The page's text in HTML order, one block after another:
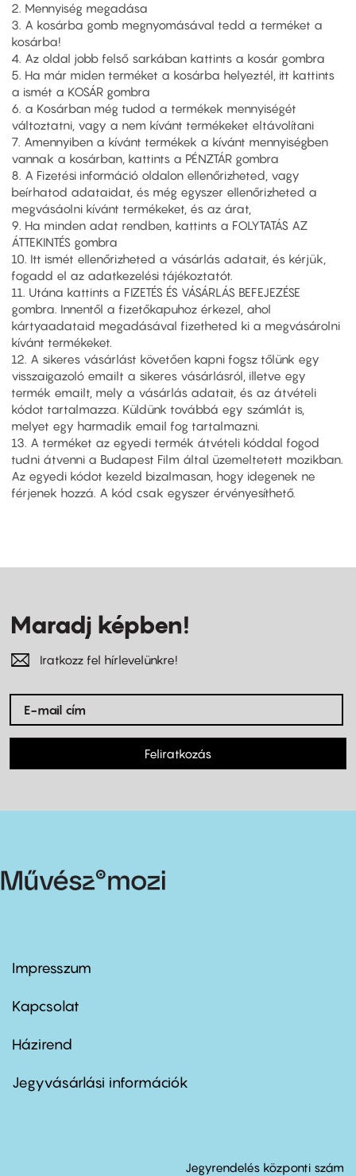
2. Mennyiség megadása
3. A kosárba gomb megnyomásával tedd a terméket a
kosárba!
4. Az oldal jobb felső sarkában kattints a kosár gombra
5. Ha már miden terméket a kosárba helyeztél, itt kattints
a ismét a KOSÁR gombra
6. a Kosárban még tudod a termékek mennyiségét
változtatni, vagy a nem kívánt termékeket eltávolítani
7. Amennyiben a kívánt termékek a kívánt mennyiségben
vannak a kosárban, kattints a PÉNZTÁR gombra
8. A Fizetési információ oldalon ellenőrizheted, vagy
beírhatod adataidat, és még egyszer ellenőrizheted a
megvásáolni kívánt termékeket, és az árat,
9. Ha minden adat rendben, kattints a FOLYTATÁS AZ
ÁTTEKINTÉS gombra
10. Itt ismét ellenőrizheted a vásárlás adatait, és kérjük,
fogadd el az adatkezelési tájékoztatót.
11. Utána kattints a FIZETÉS ÉS VÁSÁRLÁS BEFEJEZÉSE
gombra. Innentől a fizetőkapuhoz érkezel, ahol
kártyaadataid megadásával fizetheted ki a megvásárolni
kívánt termékeket.
12. A sikeres vásárlást követően kapni fogsz tőlünk egy
visszaigazoló emailt a sikeres vásárlásról, illetve egy
termék emailt, mely a vásárlás adatait, és az átvételi
kódot tartalmazza. Küldünk továbbá egy számlát is,
melyet egy harmadik email fog tartalmazni.
13. A terméket az egyedi termék átvételi kóddal fogod
tudni átvenni a Budapest Film által üzemeltetett mozikban.
Az egyedi kódot kezeld bizalmasan, hogy idegenek ne
férjenek hozzá. A kód csak egyszer érvényesíthető.
Maradj képben!
Iratkozz fel hírlevelünkre!
Feliratkozás
Footer
first
Impresszum
Kapcsolat
Footer
second
Házirend
Jegyvásárlási információk
Jegyrendelés központi szám